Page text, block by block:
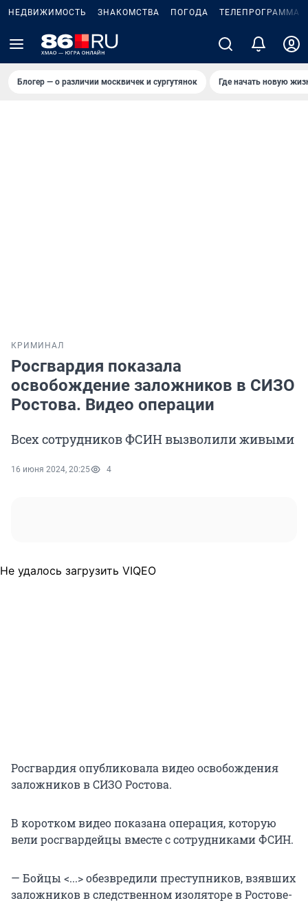
НЕДВИЖИМОСТЬ ЗНАКОМСТВА ПОГОДА ТЕЛЕПРОГРАММА
Блогер — о различии москвичек и сургутянок Где начать новую
КРИМИНАЛ
Росгвардия показала
освобождение заложников в СИЗО
Ростова. Видео операции
Всех сотрудников ФСИН вызволили живыми
16 июня 2024, 20:25 4
Не удалось загрузить VIQEO
Росгвардия опубликовала видео освобождения
заложников в СИЗО Ростова.
В коротком видео показана операция, которую
вели росгвардейцы вместе с сотрудниками ФСИН.
— Бойцы <...> обезвредили преступников, взявших
заложников в следственном изоляторе в Ростове-